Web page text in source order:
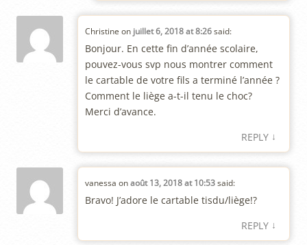
Christine on juillet 6, 2018 at 8:26said:
Bonjour. En cette fin d’année scolaire,
pouvez-vous svp nous montrer comment
le cartable de votre fils a terminé l’année ?
Comment le liège a-t-il tenu le choc?
Merci d’avance.
REPLY ↓
vanessa onaoût 13, 2018 at 10:53said:
Bravo! J’adore le cartable tisdu/liège!?
REPLY ↓